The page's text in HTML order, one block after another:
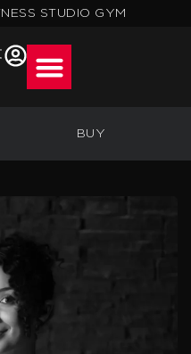
STUDIO GYM
BUY